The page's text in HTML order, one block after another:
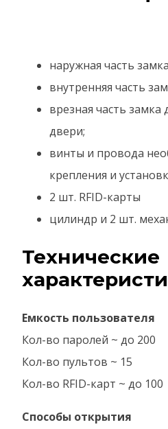
наружная часть
внутренняя часть
врезная часть замка
двери;
винты и провода
крепления и
2 шт. RFID-карты
цилиндр и 2 шт.
Технические
Емкость пользователя
Кол-во паролей ~ до 200
Кол-во пультов ~ 15
Кол-во RFID-карт ~ до 100
Способы открытия